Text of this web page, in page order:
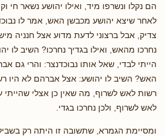
הם נקלו ונשרפו מיד, ואילו יהושע נשאר חי
לאחר שיצא יהושע מכבשן האש, אמר לו
צדיק, אבל ברצוני לדעת מדוע אצל חנניה
נחרכו מהאש, ואילו בגדיך נחרכו? השיב לו
הייתי לבדי, שאל אותו נבוכדנצר: והרי גם
האש? השיב לו יהושע: אצל אברהם לא היו
רשות לאש לשרוף, מה שאין כן אצלי שהייתי
לאש לשרוף, ולכן נחרכו בגדי.
ומסיימת הגמרא, שתשובה זו היתה רק